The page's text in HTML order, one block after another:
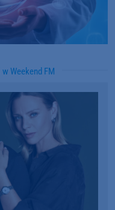
w Weekend FM